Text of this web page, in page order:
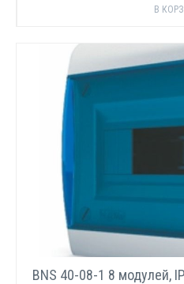
BNS 40-08-1 8 модулей,